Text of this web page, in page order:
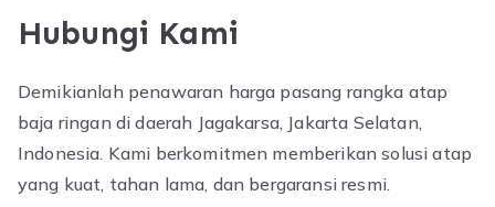
Hubungi Kami
Demikianlah penawaran harga pasang rangka atap
baja ringan di daerah Jagakarsa, Jakarta Selatan,
Indonesia. Kami berkomitmen memberikan solusi atap
yang kuat, tahan lama, dan bergaransi resmi.